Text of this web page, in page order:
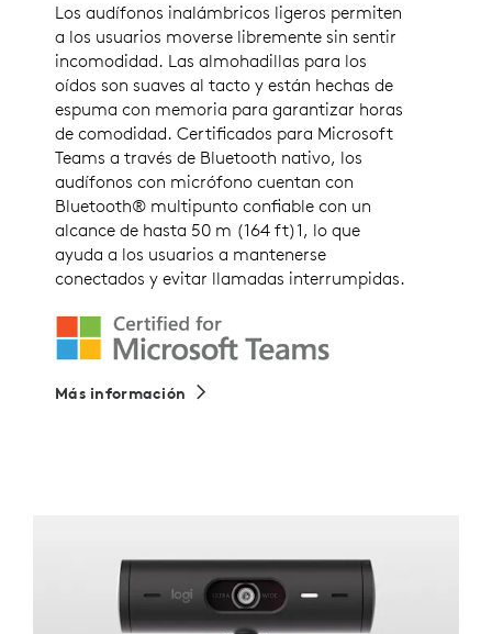
Los audífonos inalámbricos ligeros permiten
a los usuarios moverse libremente sin sentir
incomodidad. Las almohadillas para los
oídos son suaves al tacto y están hechas de
espuma con memoria para garantizar horas
de comodidad. Certificados para Microsoft
Teams a través de Bluetooth nativo, los
audífonos con micrófono cuentan con
Bluetooth® multipunto confiable con un
alcance de hasta 50 m (164 ft)1, lo que
ayuda a los usuarios a mantenerse
conectados y evitar llamadas interrumpidas.
Más información